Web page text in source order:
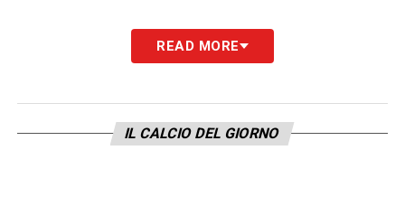
«Non è facile giocare qui a Venezia,
specie per questioni ambientali. Noi però
Siamo in crescita e dobbiamo ripartire a
gennaio in questo modo».
READ MORE
IL CALCIO DEL GIORNO